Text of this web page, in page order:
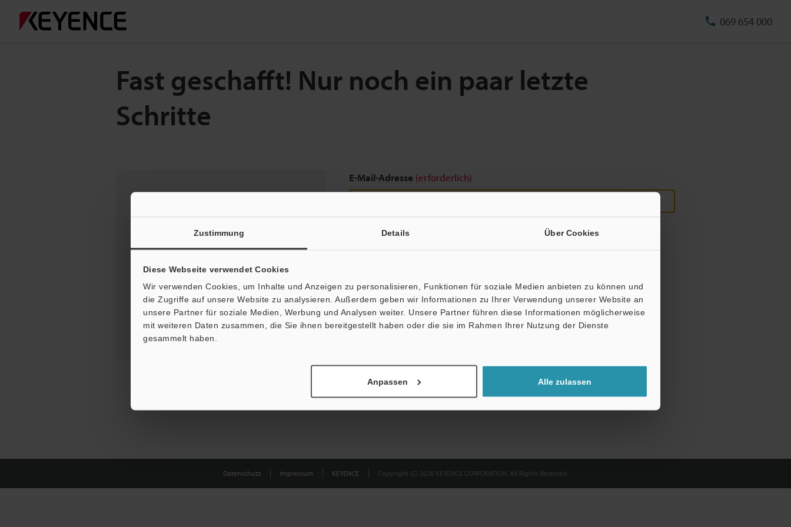
Zustimmung Details Über Cookies
Diese Webseite verwendet Cookies
Wir verwenden Cookies, um Inhalte und Anzeigen zu personalisieren, Funktionen für soziale Medien anbieten zu können und
die Zugriffe auf unsere Website zu analysieren. Außerdem geben wir Informationen zu Ihrer Verwendung unserer Website an
unsere Partner für soziale Medien, Werbung und Analysen weiter. Unsere Partner führen diese Informationen möglicherweise
mit weiteren Daten zusammen, die Sie ihnen bereitgestellt haben oder die sie im Rahmen Ihrer Nutzung der Dienste
gesammelt haben.
Anpassen Alle zulassen
069 654 000
Fast geschafft! Nur noch ein paar letzte
Schritte
E-Mail-Adresse (erforderlich)
Datenschutz ist uns wichtig - Ihre Daten werden niemals weitergegeben.
Datenschutz
Datenschutz Impressum KEYENCE Copyright (C) 2026 KEYENCE CORPORATION. All Rights Reserved.